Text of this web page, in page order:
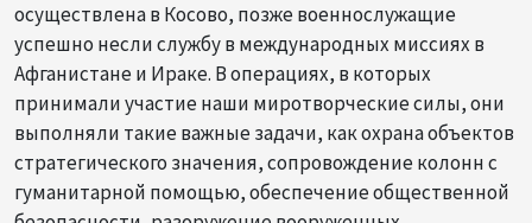
осуществлена в Косово, позже военнослужащие
успешно несли службу в международных миссиях в
Афганистане и Ираке. В операциях, в которых
принимали участие наши миротворческие силы, они
выполняли такие важные задачи, как охрана объектов
стратегического значения, сопровождение колонн с
гуманитарной помощью, обеспечение общественной